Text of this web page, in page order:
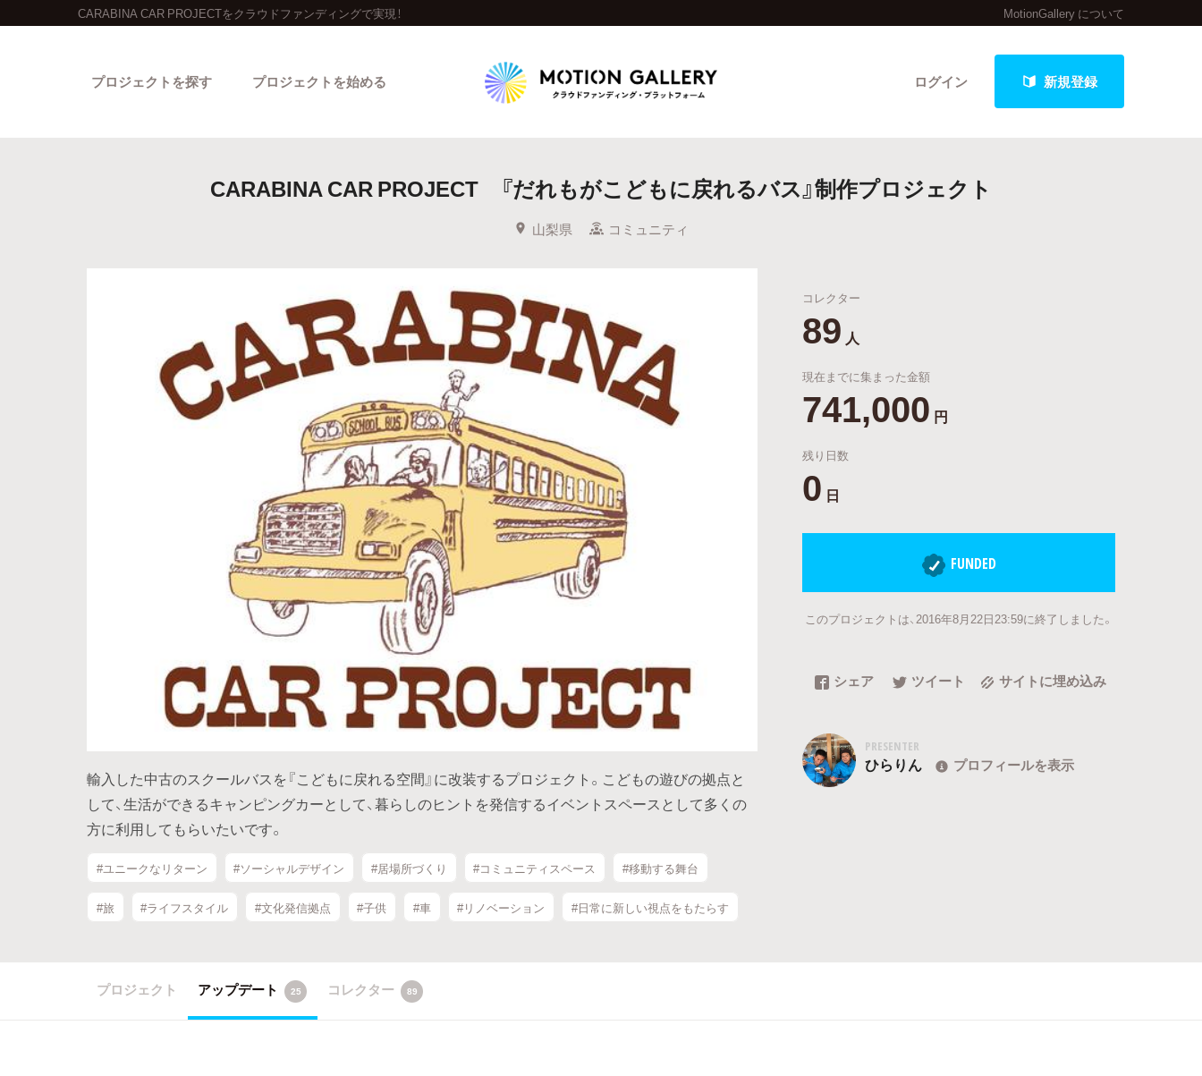
CARABINA CAR PROJECTをクラウドファンディングで実現！ MotionGallery について
ログイン 新規登録
プロジェクトを探す
人気のプロジェクト 新着プロジェクト 終了間近のプロジェクト
カテゴリーから探す タグから探す キュレーターから探す 最新進捗報告から探す
Legendary
最新達成プロジェクト 調達額が大きいプロジェクト
プロジェクトを始める
CARABINA CAR PROJECT 『だれもがこどもに戻れるバス』制作プロジェクト
山梨県 コミュニティ
輸入した中古のスクールバスを『こどもに戻れる空間』に改装するプロジェクト。こどもの遊びの拠点と
して、生活ができるキャンピングカーとして、暮らしのヒントを発信するイベントスペースとして多くの
方に利用してもらいたいです。
#ユニークなリターン #ソーシャルデザイン #居場所づくり #コミュニティスペース #移動する舞台
#旅 #ライフスタイル #文化発信拠点 #子供 #車 #リノベーション #日常に新しい視点をもたらす
コレクター
89 人
現在までに集まった金額
741,000 円
残り日数
0 日
FUNDED
このプロジェクトは、2016年8月22日23:59に終了しました。
シェア ツイート サイトに埋め込み
PRESENTER
ひらりん プロフィールを表示
プロジェクト アップデート 25 コレクター 89